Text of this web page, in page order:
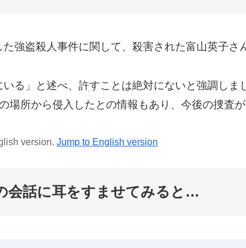
強盗殺人事件に関して、殺害された富山英子さ
る」と述べ、許すことは絶対にないと強調し
場所から侵入したとの情報もあり、今後の捜査が
version. Jump to English version
会話に耳をすませてみると…